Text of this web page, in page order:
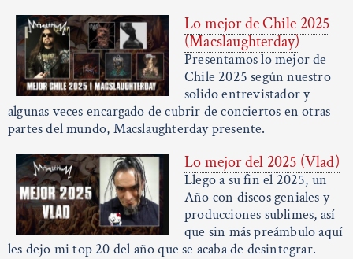
Lo mejor de Chile 2025
(Macslaughterday)
Presentamos lo mejor de
Chile 2025 según nuestro
solido entrevistador y
algunas veces encargado de cubrir de conciertos en otras
partes del mundo, Macslaughterday presente.
Lo mejor del 2025 (Vlad)
Llego a su fin el 2025, un
Año con discos geniales y
producciones sublimes, así
que sin más preámbulo aquí
les dejo mi top 20 del año que se acaba de desintegrar.